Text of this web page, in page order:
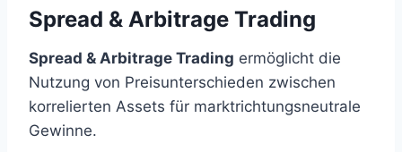
Spread & Arbitrage Trading
Spread & Arbitrage Trading ermöglicht die
Nutzung von Preisunterschieden zwischen
korrelierten Assets für marktrichtungsneutrale
Gewinne.